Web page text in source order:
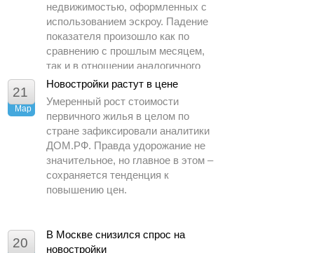
недвижимостью, оформленных с
использованием эскроу. Падение
показателя произошло как по
сравнению с прошлым месяцем,
так и в отношении аналогичного
периода 2025 года.
21
Мар
Новостройки растут в цене
Умеренный рост стоимости
первичного жилья в целом по
стране зафиксировали аналитики
ДОМ.РФ. Правда удорожание не
значительное, но главное в этом –
сохраняется тенденция к
повышению цен.
20
В Москве снизился спрос на
новостройки